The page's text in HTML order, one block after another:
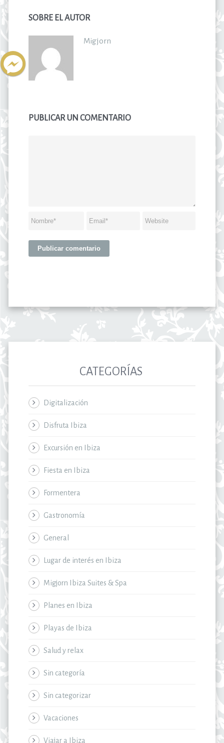
SOBRE EL AUTOR
Migjorn
PUBLICAR UN COMENTARIO
CATEGORÍAS
Digitalización
Disfruta Ibiza
Excursión en Ibiza
Fiesta en Ibiza
Formentera
Gastronomía
General
Lugar de interés en Ibiza
Migjorn Ibiza Suites & Spa
Planes en Ibiza
Playas de Ibiza
Salud y relax
Sin categoría
Sin categorizar
Vacaciones
Viajar a Ibiza